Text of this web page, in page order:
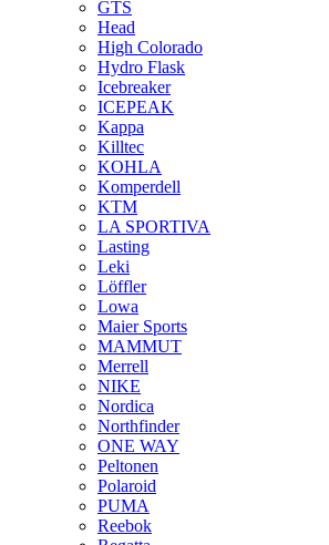
GTS
Head
High Colorado
Hydro Flask
Icebreaker
ICEPEAK
Kappa
Killtec
KOHLA
Komperdell
KTM
LA SPORTIVA
Lasting
Leki
Löffler
Lowa
Maier Sports
MAMMUT
Merrell
NIKE
Nordica
Northfinder
ONE WAY
Peltonen
Polaroid
PUMA
Reebok